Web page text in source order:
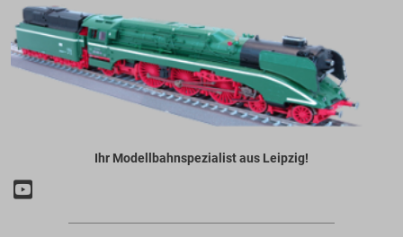
Ihr Modellbahnspezialist aus Leipzig!